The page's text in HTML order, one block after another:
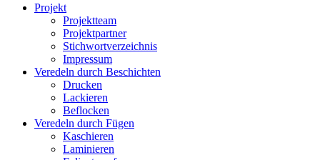
Projekt
Projektteam
Projektpartner
Stichwortverzeichnis
Impressum
Veredeln durch Beschichten
Drucken
Lackieren
Beflocken
Veredeln durch Fügen
Kaschieren
Laminieren